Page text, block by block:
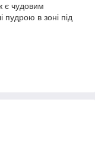
є чудовим
пудрою в зоні під